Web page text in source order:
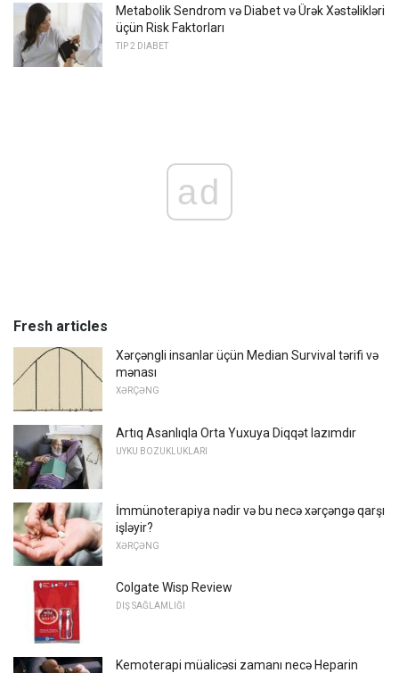
Metabolik Sendrom və Diabet və Ürək Xəstəlikləri
üçün Risk Faktorları
TIP 2 DIABET
ad
Fresh articles
Xərçəngli insanlar üçün Median Survival tərifi və
mənası
XƏRÇƏNG
Artıq Asanlıqla Orta Yuxuya Diqqət lazımdır
UYKU BOZUKLUKLARI
İmmünoterapiya nədir və bu necə xərçəngə qarşı
işləyir?
XƏRÇƏNG
Colgate Wisp Review
DIŞ SAĞLAMLIĞI
Kemoterapi müalicəsi zamanı necə Heparin